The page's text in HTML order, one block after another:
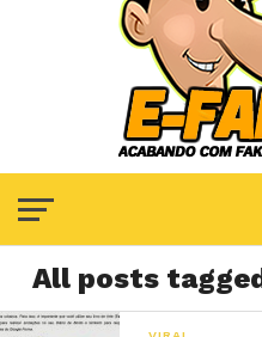
All posts